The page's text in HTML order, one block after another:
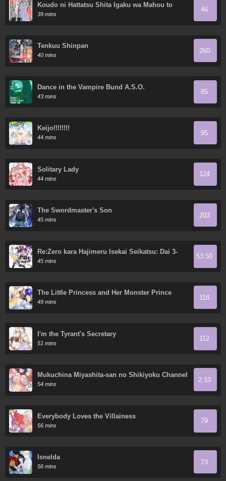
Koudo ni Hattatsu Shita Igaku wa Mahou to
Kubetsu ga Tsukanai
39 mins
46
Tenkuu Shinpan
40 mins
260
Dance in the Vampire Bund A.S.O.
43 mins
85
Keijo!!!!!!!!
44 mins
95
Solitary Lady
44 mins
124
The Swordmaster's Son
45 mins
203
Re:Zero kara Hajimeru Isekai Seikatsu: Dai 3-
shou—Truth of Zero
45 mins
53.50
The Little Princess and Her Monster Prince
49 mins
118
I'm the Tyrant's Secretary
51 mins
112
Mukuchina Miyashita-san no Shikiyoku Channel
54 mins
2.10
Everybody Loves the Villainess
56 mins
79
Isnelda
56 mins
73